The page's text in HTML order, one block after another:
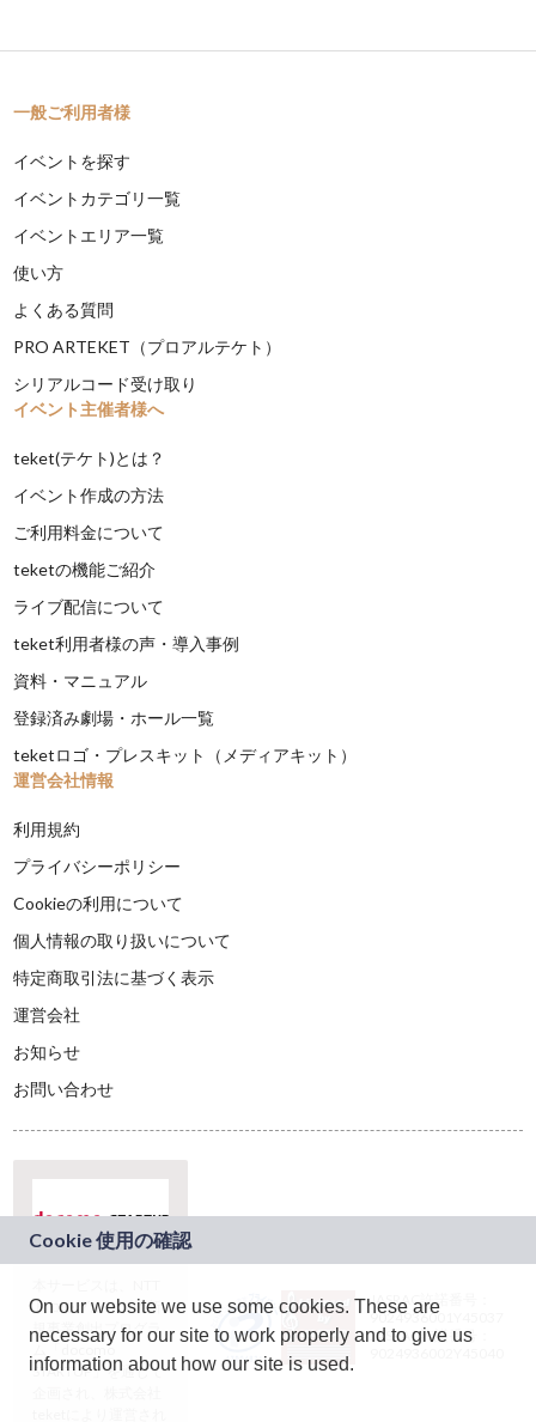
一般ご利用者様
イベントを探す
イベントカテゴリ一覧
イベントエリア一覧
使い方
よくある質問
PRO ARTEKET（プロアルテケト）
シリアルコード受け取り
イベント主催者様へ
teket(テケト)とは？
イベント作成の方法
ご利用料金について
teketの機能ご紹介
ライブ配信について
teket利用者様の声・導入事例
資料・マニュアル
登録済み劇場・ホール一覧
teketロゴ・プレスキット（メディアキット）
運営会社情報
利用規約
プライバシーポリシー
Cookieの利用について
個人情報の取り扱いについて
特定商取引法に基づく表示
運営会社
お知らせ
お問い合わせ
ドコモグループの新
規事業創出プログラ
ム「docomo
STARTUP」を通じて
JASRAC許諾番号：
9024936001Y45037
JASRAC許諾番号：
On our website we use some cookies. These are
necessary for our site to work properly and to give us
information about how our site is used.